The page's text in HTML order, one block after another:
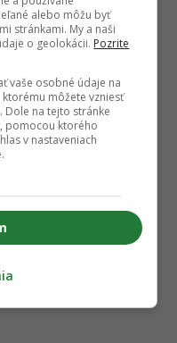
alebo môžu byť
stránkami. My a naši
o geolokácii. Pozrite
vaše osobné údaje na
môžete vzniesť
Dole na tejto stránke
pomocou ktorého
v nastaveniach